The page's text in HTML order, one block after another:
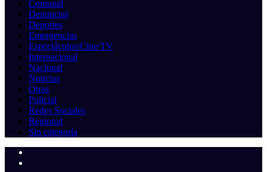
Comunal
Denuncias
Deportes
Emergencias
Espectáculos/Cine/TV
Internacional
Nacional
Noticias
Otras
Policial
Redes Sociales
Regional
Sin categoría